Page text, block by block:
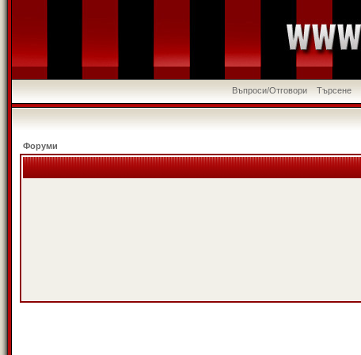
Въпроси/Отговори Търсене
Форуми